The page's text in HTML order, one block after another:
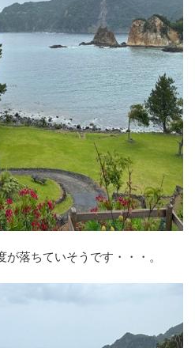
落ちていそうです・・・。